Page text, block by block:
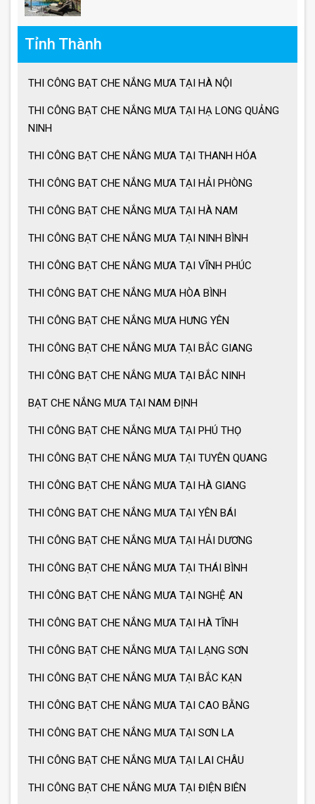
Giá ô lệch tâm vuông
Lưu ý khi sử dụng ô dù che nắng mưa
Ưu điểm ô dù che nắng mưa
Cách chọn ô dù che nắng mưa
Ô dù che nắng mưa giá tốt
Ô dù che nắng mưa loại lớn
MẪU GIÀN PHƠI THÔNG MINH HOT
NHẤT 2021
Tỉnh Thành
THI CÔNG BẠT CHE NẮNG MƯA TẠI HÀ NỘI
THI CÔNG BẠT CHE NẮNG MƯA TẠI HẠ LONG QUẢNG
NINH
THI CÔNG BẠT CHE NẮNG MƯA TẠI THANH HÓA
THI CÔNG BẠT CHE NẮNG MƯA TẠI HẢI PHÒNG
THI CÔNG BẠT CHE NẮNG MƯA TẠI HÀ NAM
THI CÔNG BẠT CHE NẮNG MƯA TẠI NINH BÌNH
THI CÔNG BẠT CHE NẮNG MƯA TẠI VĨNH PHÚC
THI CÔNG BẠT CHE NẮNG MƯA HÒA BÌNH
THI CÔNG BẠT CHE NẮNG MƯA HƯNG YÊN
THI CÔNG BẠT CHE NẮNG MƯA TẠI BẮC GIANG
THI CÔNG BẠT CHE NẮNG MƯA TẠI BẮC NINH
BẠT CHE NẮNG MƯA TẠI NAM ĐỊNH
THI CÔNG BẠT CHE NẮNG MƯA TẠI PHÚ THỌ
THI CÔNG BẠT CHE NẮNG MƯA TẠI TUYÊN QUANG
THI CÔNG BẠT CHE NẮNG MƯA TẠI HÀ GIANG
THI CÔNG BẠT CHE NẮNG MƯA TẠI YÊN BÁI
THI CÔNG BẠT CHE NẮNG MƯA TẠI HẢI DƯƠNG
THI CÔNG BẠT CHE NẮNG MƯA TẠI THÁI BÌNH
THI CÔNG BẠT CHE NẮNG MƯA TẠI NGHỆ AN
THI CÔNG BẠT CHE NẮNG MƯA TẠI HÀ TĨNH
THI CÔNG BẠT CHE NẮNG MƯA TẠI LẠNG SƠN
THI CÔNG BẠT CHE NẮNG MƯA TẠI BẮC KẠN
THI CÔNG BẠT CHE NẮNG MƯA TẠI CAO BẰNG
THI CÔNG BẠT CHE NẮNG MƯA TẠI SƠN LA
THI CÔNG BẠT CHE NẮNG MƯA TẠI LAI CHÂU
THI CÔNG BẠT CHE NẮNG MƯA TẠI ĐIỆN BIÊN